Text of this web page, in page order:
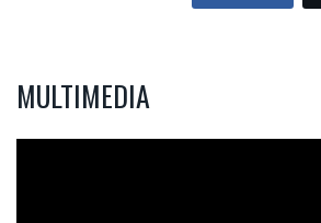
MULTIMEDIA